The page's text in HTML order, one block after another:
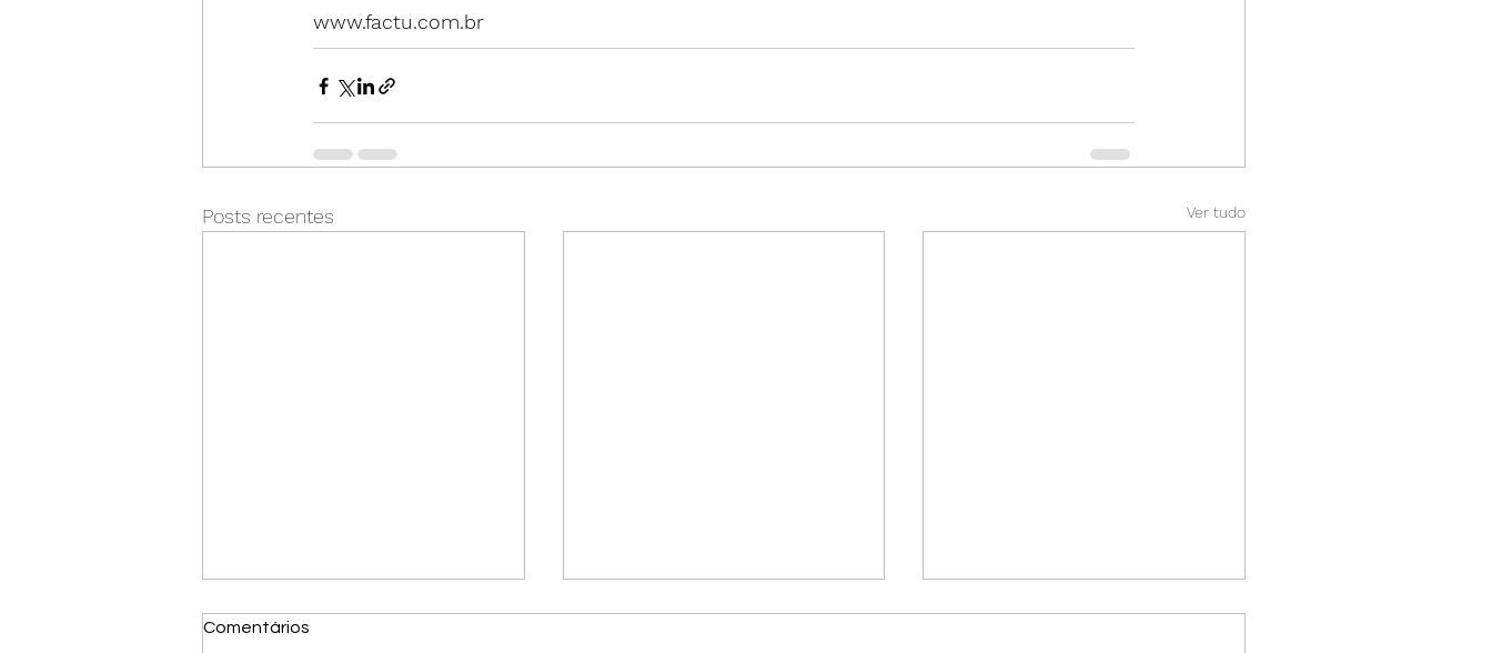
www.factu.com.br
Posts recentes Ver tudo
Comentários